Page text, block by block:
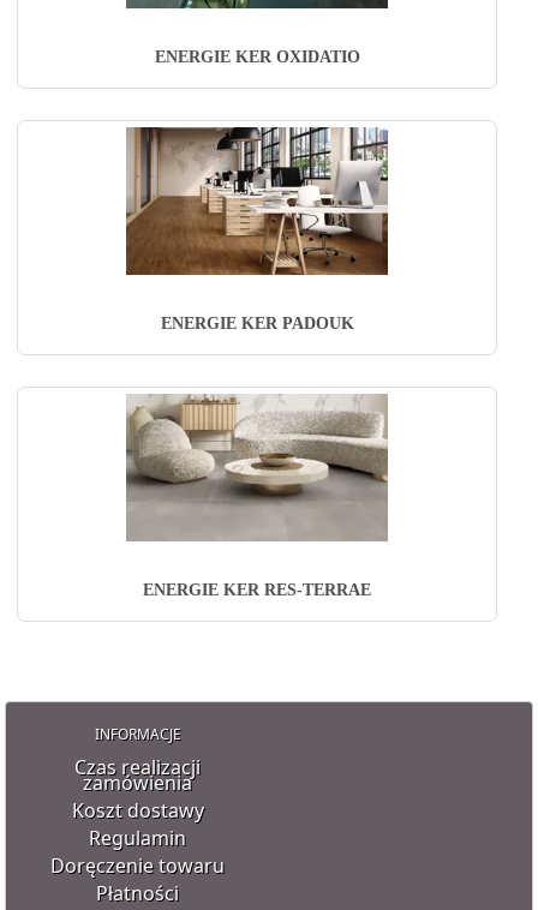
ENERGIE KER OXIDATIO
ENERGIE KER PADOUK
ENERGIE KER RES-TERRAE
INFORMACJE
Czas realizacji
zamówienia
Koszt dostawy
Regulamin
Doręczenie towaru
Płatności